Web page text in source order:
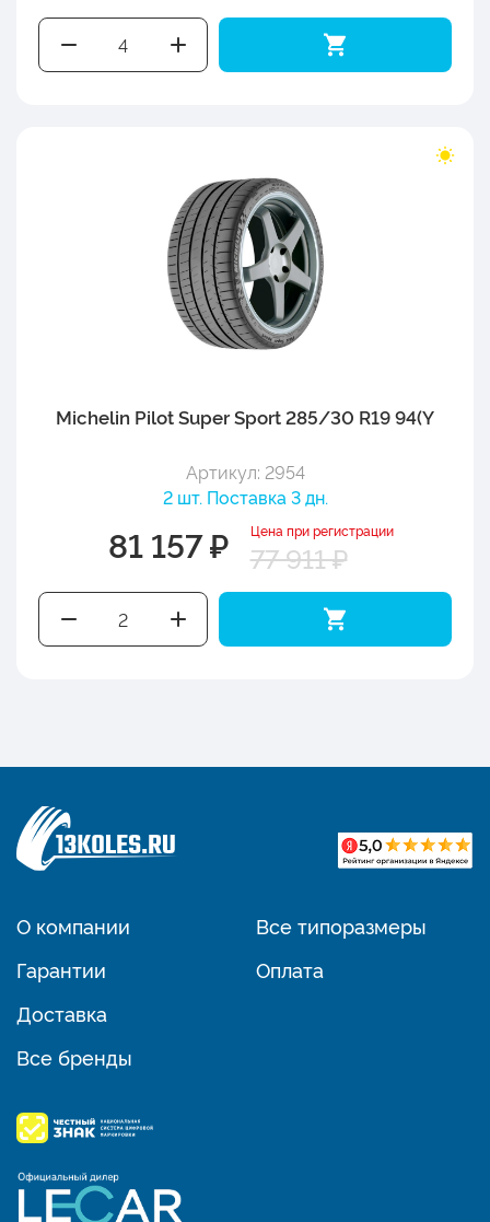
Michelin Pilot Super Sport 285/30 R19 94(Y
Артикул: 2954
2 шт. Поставка 3 дн.
81 157 ₽ Цена при регистрации
77 911 ₽
О компании
Гарантии
Доставка
Все бренды
Все типоразмеры
Оплата